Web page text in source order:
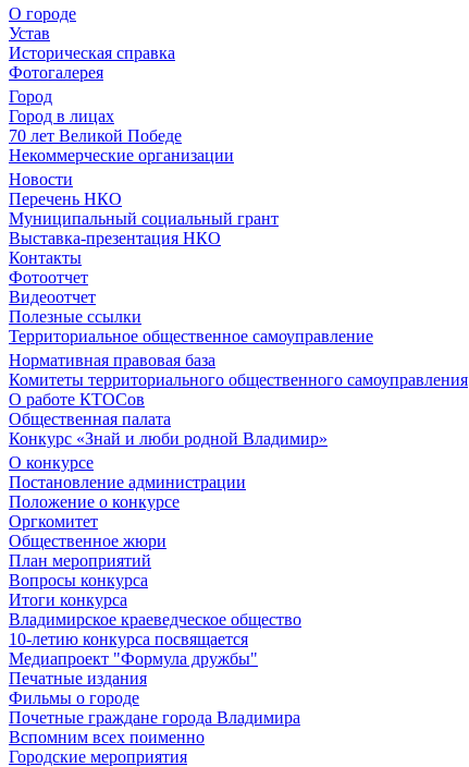
О городе
Устав
Историческая справка
Фотогалерея
Город
Город в лицах
70 лет Великой Победе
Некоммерческие организации
Новости
Перечень НКО
Муниципальный социальный грант
Выставка-презентация НКО
Контакты
Фотоотчет
Видеоотчет
Полезные ссылки
Территориальное общественное самоуправление
Нормативная правовая база
Комитеты территориального общественного самоуправления
О работе КТОСов
Общественная палата
Конкурс «Знай и люби родной Владимир»
О конкурсе
Постановление администрации
Положение о конкурсе
Оргкомитет
Общественное жюри
План мероприятий
Вопросы конкурса
Итоги конкурса
Владимирское краеведческое общество
10-летию конкурса посвящается
Медиапроект "Формула дружбы"
Печатные издания
Фильмы о городе
Почетные граждане города Владимира
Вспомним всех поименно
Городские мероприятия